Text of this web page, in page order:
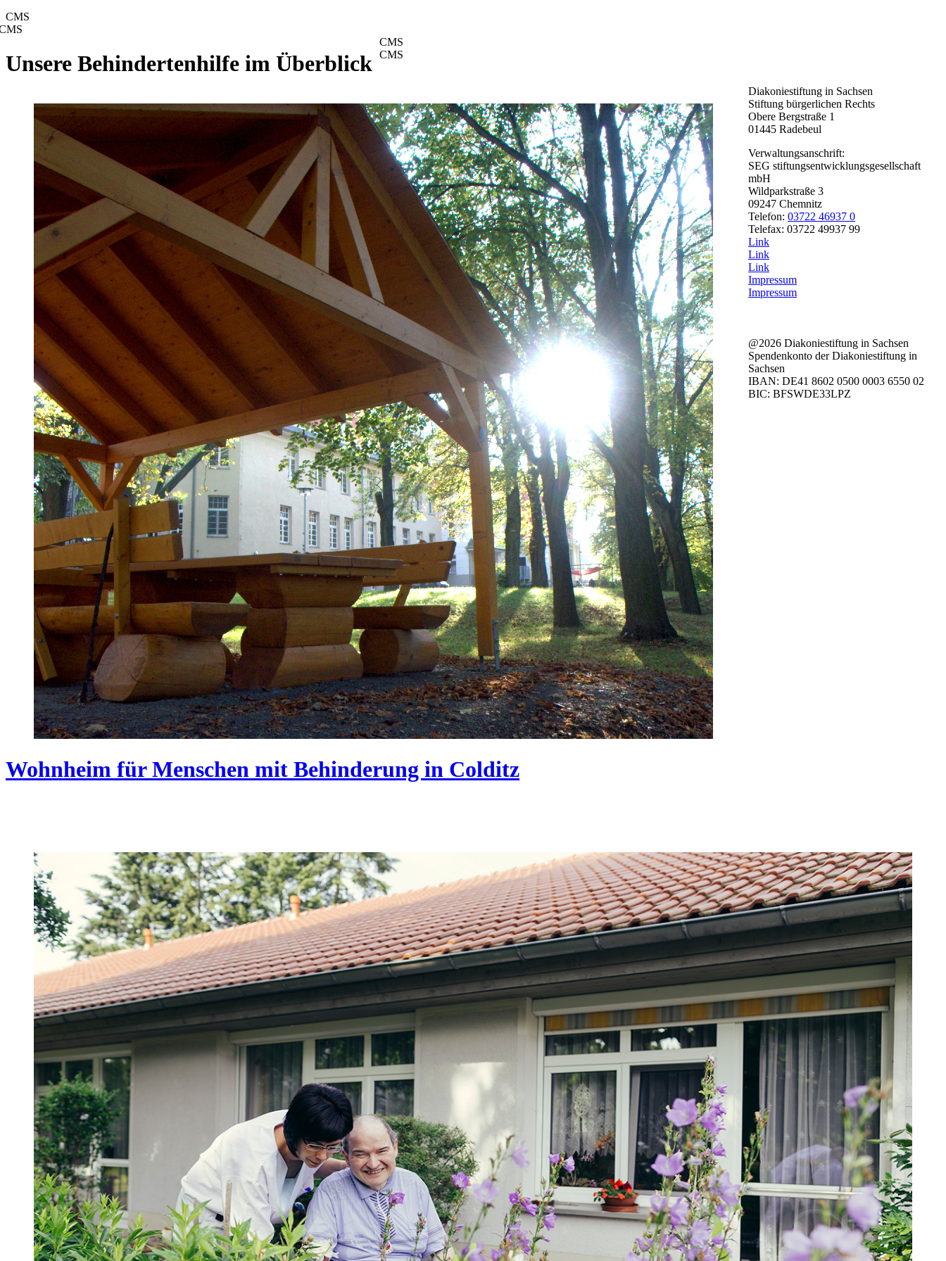
CMS
Unsere Behindertenhilfe im Überblick
CMS
Wohnheim für Menschen mit Behinderung in Colditz
CMS
Diakoniestiftung in Sachsen
Stiftung bürgerlichen Rechts
Obere Bergstraße 1
01445 Radebeul
Verwaltungsanschrift:
SEG stiftungsentwicklungsgesellschaft
mbH
Wildparkstraße 3
09247 Chemnitz
Telefon: 03722 46937 0
Telefax: 03722 49937 99
Link
Link
Link
Impressum
Impressum
@2026 Diakoniestiftung in Sachsen
Spendenkonto der Diakoniestiftung in
Sachsen
IBAN: DE41 8602 0500 0003 6550 02
BIC: BFSWDE33LPZ